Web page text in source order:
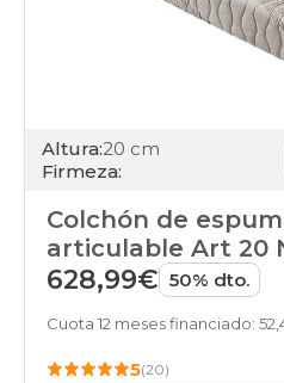
Altura:20 cm
Firmeza:
Colchón de
articulable Art 20
Pikolin
628,99€ 50% dto.
Cuota 12 meses financiado:
5(20)